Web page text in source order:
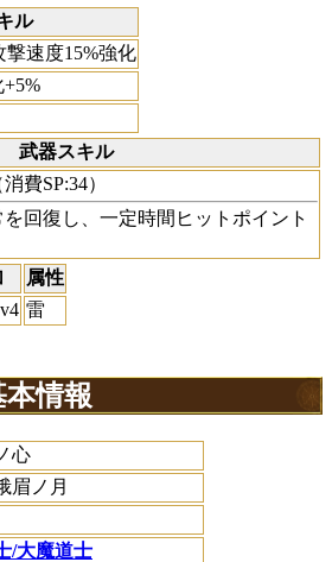
ル
撃速度15%強化
武器スキル
費SP:34）
回復し、一定時間ヒットポイント
属性
雷
情報
心
眉ノ月
/大魔道士